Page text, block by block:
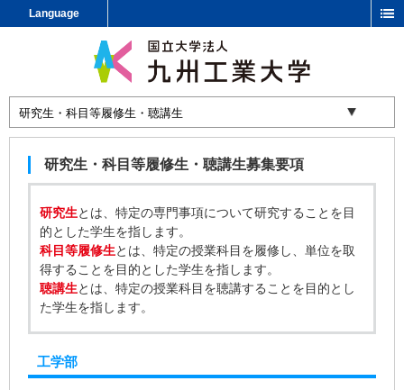
Language
研究生・科目等履修生・聴講生募集要項
研究生とは、特定の専門事項について研究することを目
的とした学生を指します。
科目等履修生とは、特定の授業科目を履修し、単位を取
得することを目的とした学生を指します。
聴講生とは、特定の授業科目を聴講することを目的とし
た学生を指します。
工学部